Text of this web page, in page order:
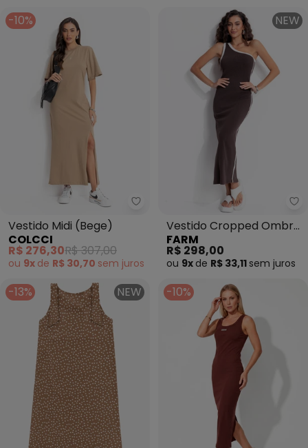
-10%
Colcci - Vestido Midi (Bege)
Vestido Midi (Bege)
COLCCI
R$ 276,30R$ 307,00
ou 9x de R$ 30,70 sem juros
NEW
Vestido Cropped Ombro
Só Bicolor (Marrom)
FARM
R$ 298,00
ou 9x de R$ 33,11 sem juros
-13% NEW -10%